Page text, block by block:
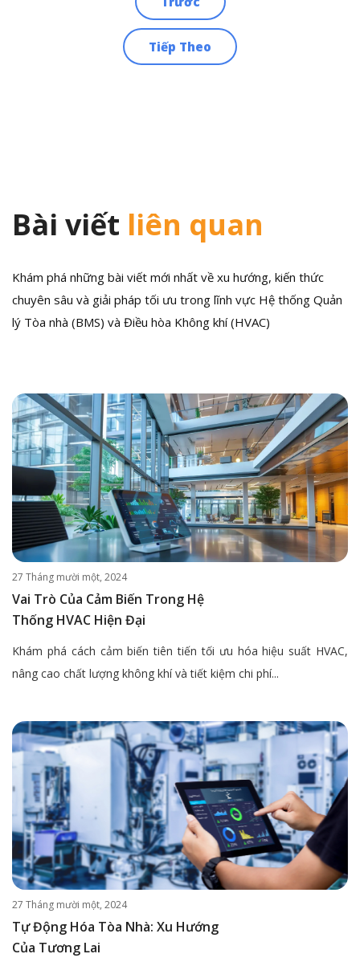
Tiếp Theo
Bài viết liên quan
Khám phá những bài viết mới nhất về xu hướng, kiến thức
chuyên sâu và giải pháp tối ưu trong lĩnh vực Hệ thống Quản
lý Tòa nhà (BMS) và Điều hòa Không khí (HVAC)
27 Tháng mười một, 2024
Vai Trò Của Cảm Biến Trong Hệ
Thống HVAC Hiện Đại
Khám phá cách cảm biến tiên tiến tối ưu hóa hiệu suất HVAC,
nâng cao chất lượng không khí và tiết kiệm chi phí...
27 Tháng mười một, 2024
Tự Động Hóa Tòa Nhà: Xu Hướng
Của Tương Lai